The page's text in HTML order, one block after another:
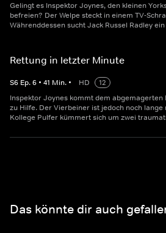
Gelingt es Inspektor Joynes, den kleinen
befreien? Der Welpe steckt in einem TV-
Währenddessen sucht Jack Russel Radley
Rettung in letzter Minute
S6 Ep.6 • 41 Min. • HD
12
Inspektor Joynes kommt dem abgemagerten
zu Hilfe. Der Vierbeiner ist jedoch noch lange
Kollege Pulfer kümmert sich um zwei
Das könnte dir auch